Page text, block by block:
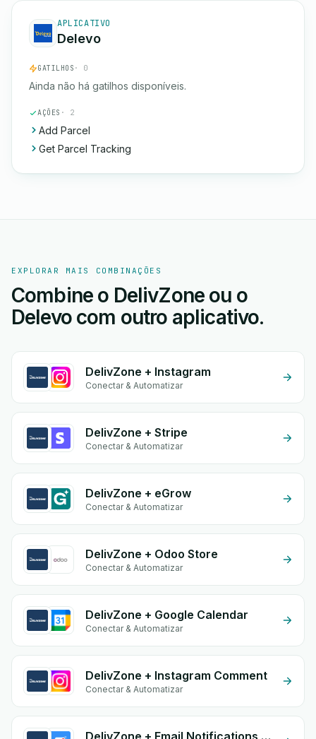
APLICATIVO
Delevo
GATILHOS · 0
Ainda não há gatilhos disponíveis.
AÇÕES · 2
Add Parcel
Get Parcel Tracking
EXPLORAR MAIS COMBINAÇÕES
Combine o DelivZone ou o
Delevo com outro aplicativo.
DelivZone + Instagram
Conectar & Automatizar
DelivZone + Stripe
Conectar & Automatizar
DelivZone + eGrow
Conectar & Automatizar
DelivZone + Odoo Store
Conectar & Automatizar
DelivZone + Google Calendar
Conectar & Automatizar
DelivZone + Instagram Comment
Conectar & Automatizar
DelivZone + Email Notifications by eGrow